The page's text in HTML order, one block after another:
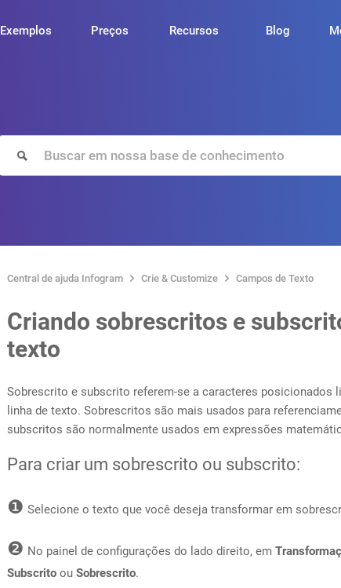
Exemplos Preços Recursos Blog
Central de ajuda Infogram Crie & Customize Campos de Texto
Criando sobrescritos e
texto
Sobrescrito e subscrito referem-se a caracteres posicionados
linha de texto. Sobrescritos são mais usados para
subscritos são normalmente usados em expressões
Para criar um sobrescrito ou subscrito:
❶ Selecione o texto que você deseja transformar em
❷ No painel de configurações do lado direito, em T
Subscrito ou Sobrescrito.